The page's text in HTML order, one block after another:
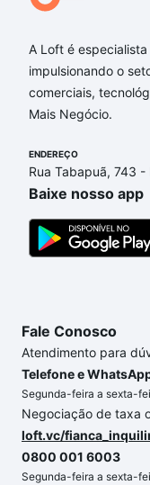
A Loft é
impulsionando o
comerciais,
Mais Negócio.
ENDEREÇO
Rua Tabapuã, 743
Baixe nosso app
Fale Conosco
Atendimento para
Telefone e
Segunda-feira a sexta-
Negociação de taxa
loft.vc/
0800 001 6003
Segunda-feira a sexta-